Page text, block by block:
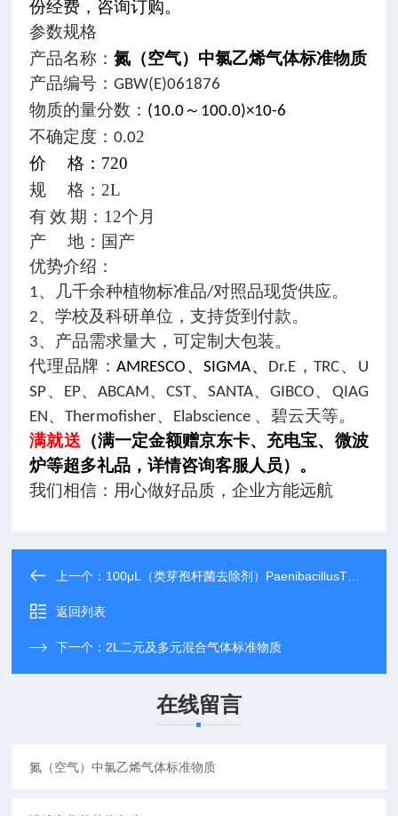
份经费，咨询订购。
参数规格
产品名称：氮（空气）中氯乙烯气体标准物质
产品编号：GBW(E)061876
物质的量分数 ： (10.0～100.0)×10-6
不确定度 ：0.02
价 格： 720
规 格：2L
有 效 期： 12个月
产
地：国产
优势介绍：
1、几千余种植物标准品/对照品现货供应。
2、学校及科研单位，支持货到付款。
3、产品需求量大，可定制大包装。
代理品牌：AMRESCO、SIGMA、 Dr.E，TRC、U
SP、EP、ABCAM、CST、SANTA、GIBCO、QIAG
EN、Thermofisher、Elabscience 、碧云天等。
满就送（满一定金额赠京东卡、充电宝、微波
炉等超多礼品，详情咨询客服人员）。
我们相信：用心做好品质，企业方能远航
上一个： 100μL（类芽孢杆菌去除剂）PaenibacillusTM Rid
返回列表
下一个： 2L二元及多元混合气体标准物质
在线留言